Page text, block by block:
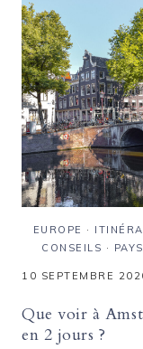
EUROPE ·
CONSEILS ·
10 SEPTEMBRE
Que voir à
en 2 jours ?